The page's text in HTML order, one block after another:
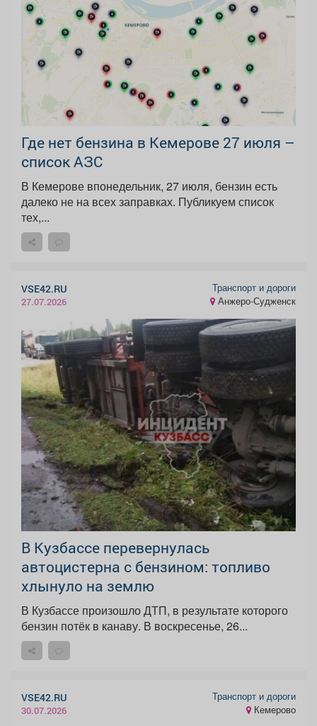
Где нет бензина в Кемерове 27 июля –
список АЗС
В Кемерове впонедельник, 27 июля, бензин есть
далеко не на всех заправках. Публикуем список
тех,...
VSE42.RU
27.07.2026
Транспорт и дороги
Анжеро-Судженск
В Кузбассе перевернулась
автоцистерна с бензином: топливо
хлынуло на землю
В Кузбассе произошло ДТП, в результате которого
бензин потёк в канаву. В воскресенье, 26...
VSE42.RU
30.07.2026
Транспорт и дороги
Кемерово